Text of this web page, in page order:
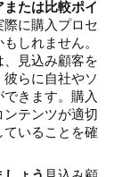
たは比較ポイ
に購入プロセ
しれません。
見込み顧客を
らに自社やソ
きます。購入
テンツが適切
いることを確